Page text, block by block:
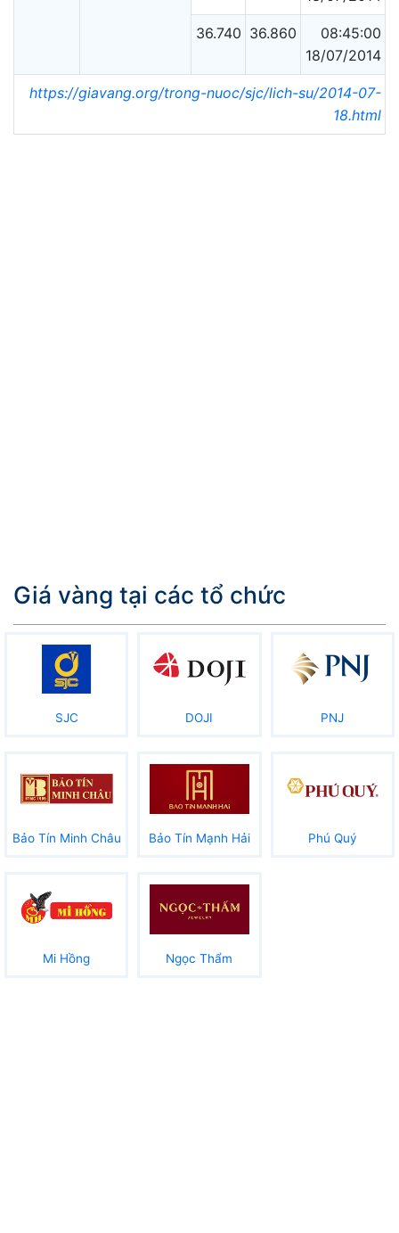
36.740 36.860
08:45:00
18/07/2014
https://giavang.org/trong-nuoc/sjc/lich-su/2014-07-
18.html
Giá vàng tại các tổ chức
SJC DOJI PNJ
Bảo Tín Minh Châu Bảo Tín Mạnh Hải Phú Quý
Mi Hồng Ngọc Thẩm